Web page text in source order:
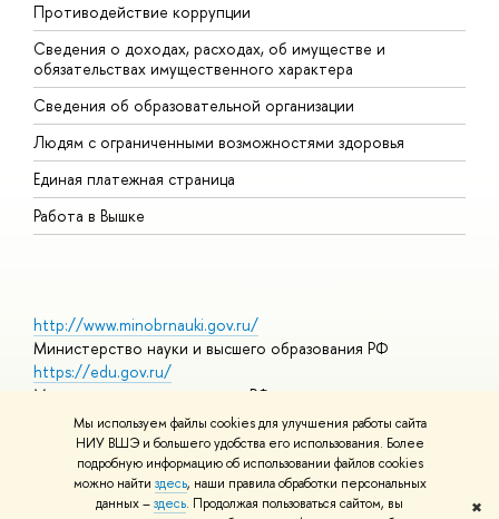
Мы используем файлы cookies для улучшения работы сайта
НИУ ВШЭ и большего удобства его использования. Более
подробную информацию об использовании файлов cookies
можно найти здесь, наши правила обработки персональных
данных –здесь. Продолжая пользоваться сайтом, вы
✖
Противодействие коррупции
Сведения о доходах, расходах, об имуществе и
обязательствах имущественного характера
Сведения об образовательной организации
Людям с ограниченными возможностями здоровья
Единая платежная страница
Работа в Вышке
http://www.minobrnauki.gov.ru/
Министерство науки и высшего образования РФ
https://edu.gov.ru/
Министерство просвещения РФ
https://elearning.hse.ru/mooc
Массовые открытые онлайн-курсы
© НИУ ВШЭ 1993–2026 Адреса и контактыУсловия